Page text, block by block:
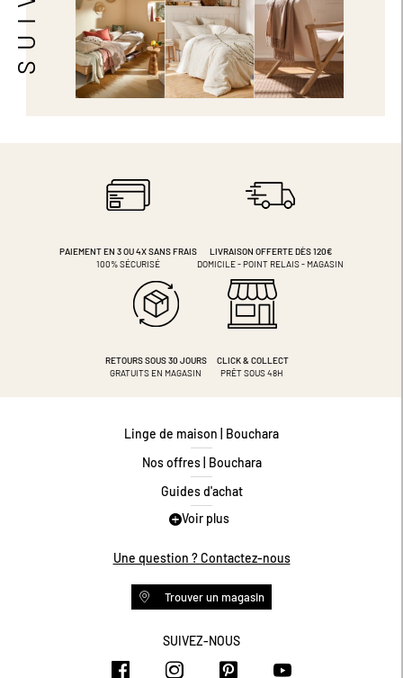
PAIEMENT EN 3 OU 4XSANS FRAIS
100% SÉCURISÉ
LIVRAISON OFFERTE DÈS 120€
DOMICILE - POINT RELAIS - MAGASIN
RETOURS SOUS 30 JOURS
GRATUITS EN MAGASIN
CLICK & COLLECT
PRÊT SOUS 48H
Linge de maison | Bouchara
Nos offres | Bouchara
Guides d'achat
Guide des tailles
Programme de fidélité
Conditions des offres
Livraison et retours
Voir plus
Une question ? Contactez-nous
Trouver un magasin
SUIVEZ-NOUS
https://www.facebook.com/
https://https://